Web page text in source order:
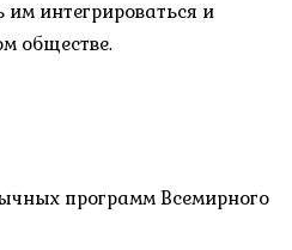
интегрироваться и
обществе.
программ Всемирного